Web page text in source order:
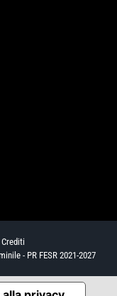
Crediti
- PR FESR 2021-2027